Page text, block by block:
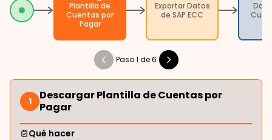
Plantilla de
Cuentas por
Pagar
Exportar Datos
de SAP ECC
Paso 1 de 6
1
Descargar Plantilla de Cuentas por
Pagar
Qué hacer